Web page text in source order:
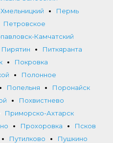
Пермь
Петровское
Камчатский
Пирятин
Питкяранта
Покровка
Полонное
Попельня
Поронайск
Похвистнево
Приморско-Ахтарск
Прохоровка
Псков
Путилково
Пушкино